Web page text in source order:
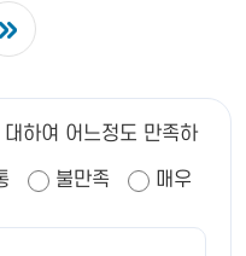
하여 어느정도 만족하
불만족
매우